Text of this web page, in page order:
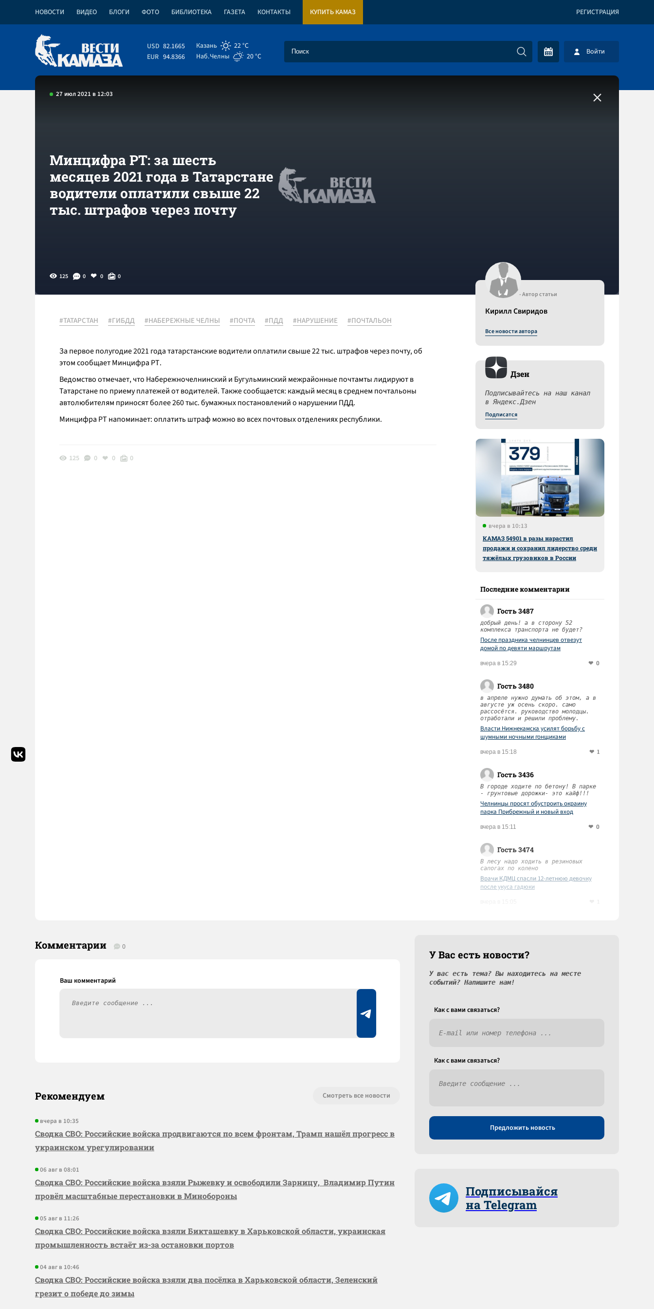
НОВОСТИ ВИДЕО БЛОГИ ФОТО БИБЛИОТЕКА ГАЗЕТА КОНТАКТЫ КУПИТЬ КАМАЗ РЕГИСТРАЦИЯ
USD 82.1665
EUR 94.8366
Казань
22 °C
Наб.Челны
20 °C Войти
27 июл 2021 в 12:03
Минцифра РТ: за шесть
месяцев 2021 года в Татарстане
водители оплатили свыше 22
тыс. штрафов через почту
125 0 0 0
#ТАТАРСТАН #ГИБДД #НАБЕРЕЖНЫЕ ЧЕЛНЫ #ПОЧТА #ПДД #НАРУШЕНИЕ #ПОЧТАЛЬОН
За первое полугодие 2021 года татарстанские водители оплатили свыше 22 тыс. штрафов через почту, об
этом сообщает Минцифра РТ.
Ведомство отмечает, что Набережночелнинский и Бугульминский межрайонные почтамты лидируют в
Татарстане по приему платежей от водителей. Также сообщается: каждый месяц в среднем почтальоны
автолюбителям приносят более 260 тыс. бумажных постановлений о нарушении ПДД.
Минцифра РТ напоминает: оплатить штраф можно во всех почтовых отделениях республики.
125 0 0 0
- Автор статьи
Кирилл Свиридов
Все новости автора
Дзен
Подписывайтесь на наш канал
в Яндекс.Дзен
Подписатся
вчера в 10:13
КАМАЗ 54901 в разы нарастил
продажи и сохранил лидерство среди
тяжёлых грузовиков в России
Последние комментарии
Гость 3487
добрый день! а в сторону 52
комплекса транспорта не будет?
После праздника челнинцев отвезут
домой по девяти маршрутам
вчера в 15:29 0
Гость 3480
в апреле нужно думать об этом, а в
августе уж осень скоро. само
рассосётся. руководство молодцы.
отработали и решили проблему.
Власти Нижнекамска усилят борьбу с
шумными ночными гонщиками
вчера в 15:18 1
Гость 3436
В городе ходите по бетону! В парке
- грунтовые дорожки- это кайф!!!
Челнинцы просят обустроить окраину
парка Прибрежный и новый вход
вчера в 15:11 0
Гость 3474
В лесу надо ходить в резиновых
сапогах по колено
Врачи КДМЦ спасли 12-летнюю девочку
после укуса гадюки
Комментарии 0
Рекомендуем Смотреть все новости
вчера в 10:35
Сводка СВО: Российские войска продвигаются по всем фронтам, Трамп нашёл прогресс в
украинском урегулировании
06 авг в 08:01
Сводка СВО: Российские войска взяли Рыжевку и освободили Зарницу, Владимир Путин
провёл масштабные перестановки в Минобороны
05 авг в 11:26
Сводка СВО: Российские войска взяли Бикташевку в Харьковской области, украинская
промышленность встаёт из-за остановки портов
04 авг в 10:46
Сводка СВО: Российские войска взяли два посёлка в Харьковской области, Зеленский
грезит о победе до зимы
У Вас есть новости?
У вас есть тема? Вы находитесь на месте
событий? Напишите нам!
Как c вами связаться?
Как c вами связаться?
Предложить новость
Подписывайся
на Telegram